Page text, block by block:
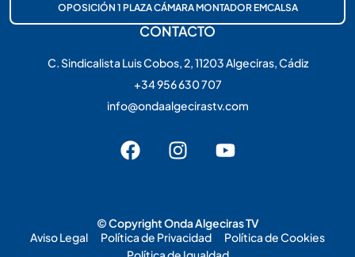
OPOSICIÓN 1 PLAZA CÁMARA MONTADOR EMCALSA
CONTACTO
C. Sindicalista Luis Cobos, 2, 11203 Algeciras, Cádiz
+34 956 630 707
info@ondaalgecirastv.com
© Copyright Onda Algeciras TV
Aviso Legal
Política de Privacidad
Política de Cookies